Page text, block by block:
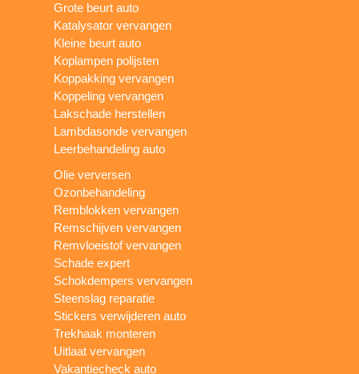
Grote beurt auto
Katalysator vervangen
Kleine beurt auto
Koplampen polijsten
Koppakking vervangen
Koppeling vervangen
Lakschade herstellen
Lambdasonde vervangen
Leerbehandeling auto
Olie verversen
Ozonbehandeling
Remblokken vervangen
Remschijven vervangen
Remvloeistof vervangen
Schade expert
Schokdempers vervangen
Steenslag reparatie
Stickers verwijderen auto
Trekhaak monteren
Uitlaat vervangen
Vakantiecheck auto